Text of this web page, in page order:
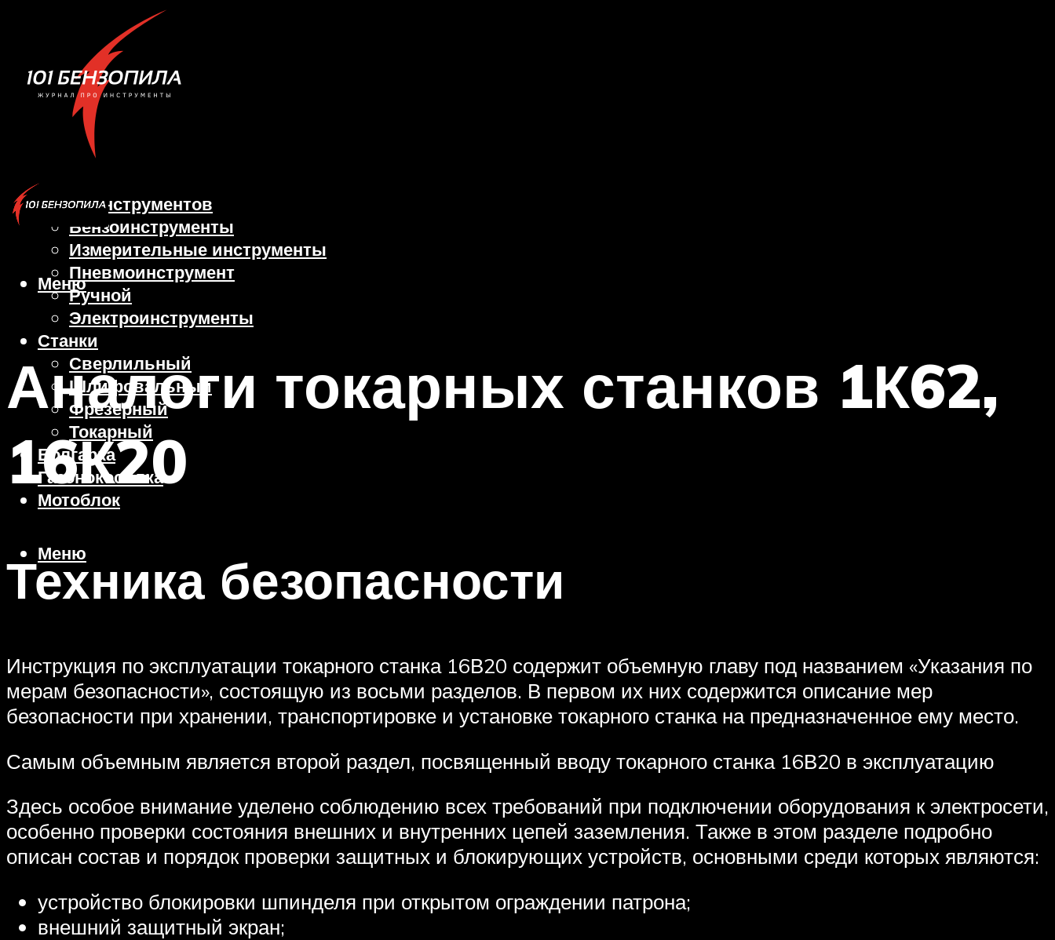
Виды инструментов
Бензоинструменты
Измерительные инструменты
Пневмоинструмент
Ручной
Электроинструменты
Станки
Сверлильный
Шлифовальный
Фрезерный
Токарный
Болгарка
Газонокосилка
Мотоблок
Меню
Меню
Аналоги токарных станков 1К62,
16К20
Техника безопасности
Инструкция по эксплуатации токарного станка 16В20 содержит объемную главу под названием «Указания по
мерам безопасности», состоящую из восьми разделов. В первом их них содержится описание мер
безопасности при хранении, транспортировке и установке токарного станка на предназначенное ему место.
Самым объемным является второй раздел, посвященный вводу токарного станка 16В20 в эксплуатацию
Здесь особое внимание уделено соблюдению всех требований при подключении оборудования к электросети,
особенно проверки состояния внешних и внутренних цепей заземления. Также в этом разделе подробно
описан состав и порядок проверки защитных и блокирующих устройств, основными среди которых являются:
устройство блокировки шпинделя при открытом ограждении патрона;
внешний защитный экран;